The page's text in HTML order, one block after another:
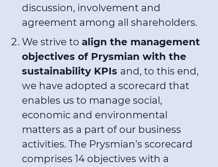
discussion, involvement and
agreement among all shareholders.
We strive to align the management
objectives of Prysmian with the
sustainability KPIs and, to this end,
we have adopted a scorecard that
enables us to manage social,
economic and environmental
matters as a part of our business
activities. The Prysmian’s scorecard
comprises 14 objectives with a